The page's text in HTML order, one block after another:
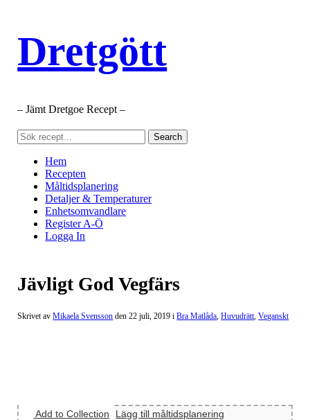
Dretgött
– Jämt Dretgoe Recept –
Hem
Recepten
Måltidsplanering
Detaljer & Temperaturer
Enhetsomvandlare
Register A-Ö
Logga In
Jävligt God Vegfärs
Skrivet avMikaela Svensson den22 juli, 2019 iBra Matlåda,Huvudrätt,Veganskt
Add to Collection Lägg till måltidsplanering